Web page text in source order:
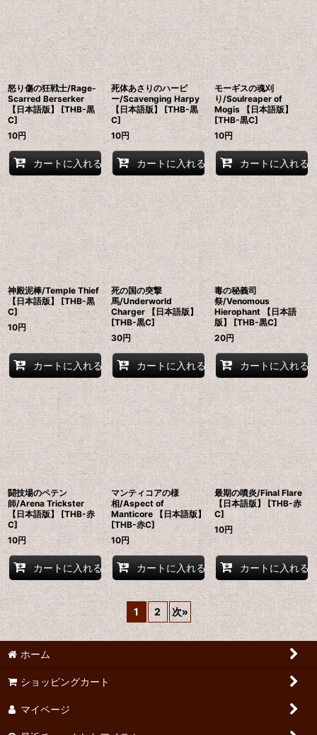
怒り傷の狂戦士/Rage-
Scarred Berserker
【日本語版】 [THB-黒
C]
10円
カートに入れる
死体あさりのハーピ
ー/Scavenging Harpy
【日本語版】 [THB-黒
C]
10円
カートに入れる
モーギスの魂刈
り/Soulreaper of
Mogis 【日本語版】
[THB-黒C]
10円
カートに入れる
神殿泥棒/Temple Thief
【日本語版】 [THB-黒
C]
10円
カートに入れる
死の国の突撃
馬/Underworld
Charger 【日本語版】
[THB-黒C]
30円
カートに入れる
毒の秘義司
祭/Venomous
Hierophant 【日本語
版】 [THB-黒C]
20円
カートに入れる
闘技場のペテン
師/Arena Trickster
【日本語版】 [THB-赤
C]
10円
カートに入れる
マンティコアの様
相/Aspect of
Manticore 【日本語版】
[THB-赤C]
10円
カートに入れる
最期の噴炎/Final Flare
【日本語版】 [THB-赤
C]
10円
カートに入れる
1 2 次»
ホーム
ショッピングカート
マイページ